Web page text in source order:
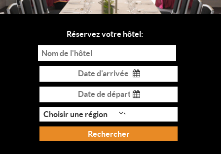
Réservez votre hôtel:
Rechercher